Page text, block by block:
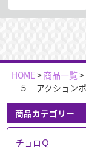
HOME> 商品一覧>
５ アクション
商品カテゴリー
チョロＱ